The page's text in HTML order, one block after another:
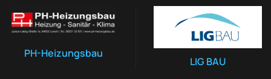
PH-Heizungsbau
LIG BAU